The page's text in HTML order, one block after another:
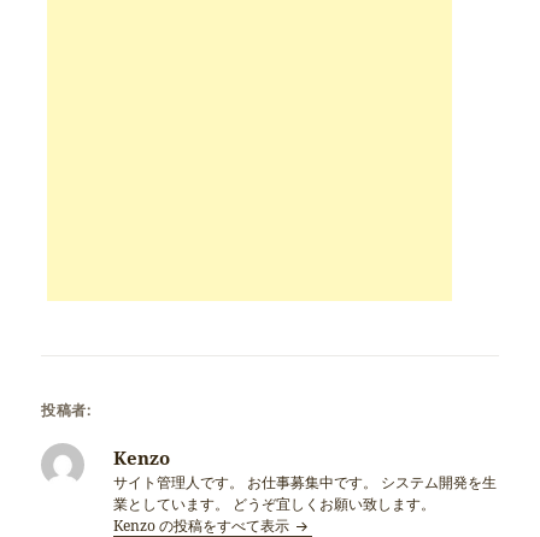
投稿者:
Kenzo
サイト管理人です。 お仕事募集中です。 システム開発を生
業としています。 どうぞ宜しくお願い致します。
Kenzo の投稿をすべて表示